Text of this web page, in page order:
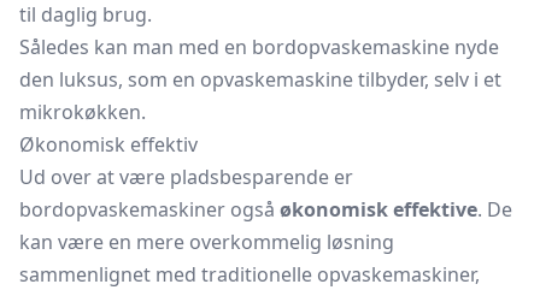
til daglig brug.
Således kan man med en bordopvaskemaskine nyde
den luksus, som en opvaskemaskine tilbyder, selv i et
mikrokøkken.
Økonomisk effektiv
Ud over at være pladsbesparende er
bordopvaskemaskiner også økonomisk effektive. De
kan være en mere overkommelig løsning
sammenlignet med traditionelle opvaskemaskiner,